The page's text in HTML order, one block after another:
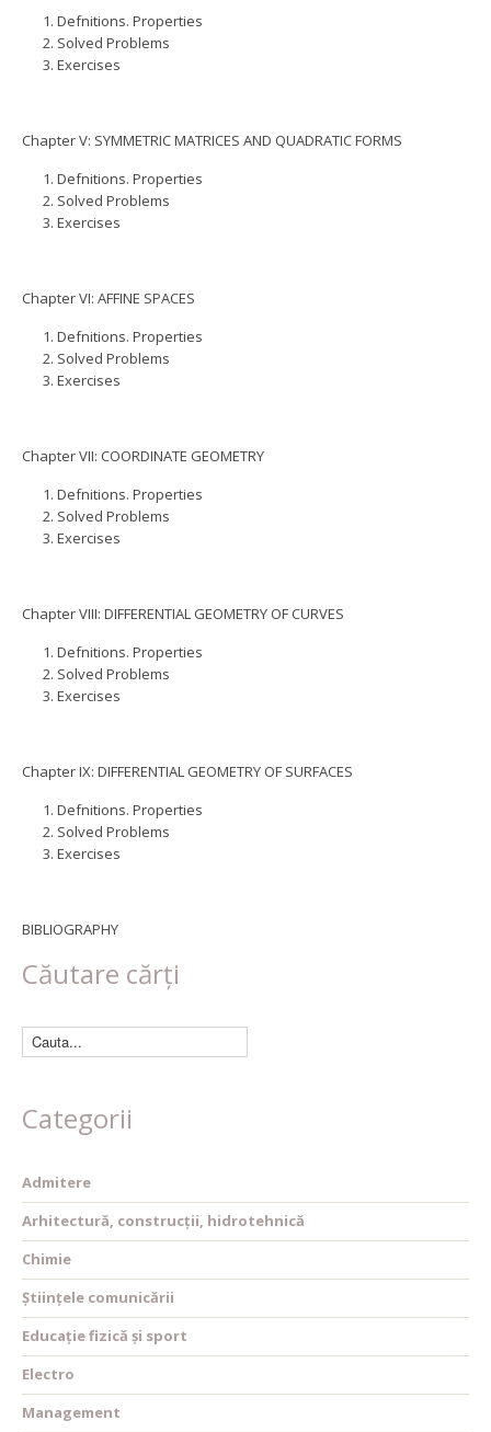
Defnitions. Properties
Solved Problems
Exercises
Chapter V: SYMMETRIC MATRICES AND QUADRATIC FORMS
Defnitions. Properties
Solved Problems
Exercises
Chapter VI: AFFINE SPACES
Defnitions. Properties
Solved Problems
Exercises
Chapter VII: COORDINATE GEOMETRY
Defnitions. Properties
Solved Problems
Exercises
Chapter VIII: DIFFERENTIAL GEOMETRY OF CURVES
Defnitions. Properties
Solved Problems
Exercises
Chapter IX: DIFFERENTIAL GEOMETRY OF SURFACES
Defnitions. Properties
Solved Problems
Exercises
BIBLIOGRAPHY
Căutare cărți
Categorii
Admitere
Arhitectură, construcții, hidrotehnică
Chimie
Științele comunicării
Educație fizică și sport
Electro
Management